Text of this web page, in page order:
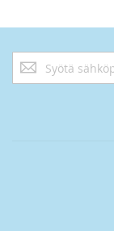
Tilaa
uutiskirjeemme: